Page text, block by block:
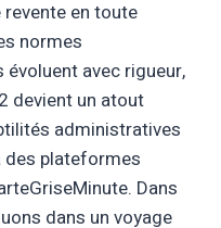
revente en toute
normes
avec rigueur,
devient un atout
administratives
des plateformes
Dans
dans un voyage